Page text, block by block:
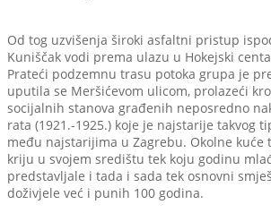
Od tog uzvišenja široki asfaltni pristup
Kuniščak vodi prema ulazu u Hokejski
Prateći podzemnu trasu potoka grupa je
uputila se Meršićevom ulicom, prolazeći
socijalnih stanova građenih neposredno
rata (1921.-1925.) koje je najstarije takvog
među najstarijima u Zagrebu. Okolne kuće
kriju u svojem središtu tek koju godinu
predstavljale i tada i sada tek osnovni
doživjele već i punih 100 godina.